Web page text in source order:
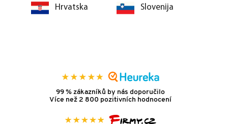
Hrvatska Slovenija
99 % zákazníků by nás doporučilo
Více než 2 800 pozitivních hodnocení